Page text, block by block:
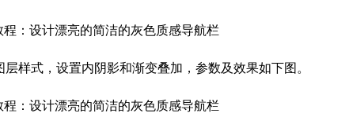
样式，设置内阴影和渐变叠加，参数及效果如下图。